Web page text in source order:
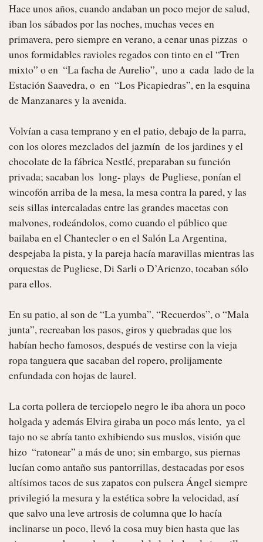
Hace unos años, cuando andaban un poco mejor de salud,
iban los sábados por las noches, muchas veces en
primavera, pero siempre en verano, a cenar unas pizzas  o
unos formidables ravioles regados con tinto en el “Tren
mixto” o en  “La facha de Aurelio”,  uno a  cada  lado de la
Estación Saavedra, o  en  “Los Picapiedras”, en la esquina
de Manzanares y la avenida.
Volvían a casa temprano y en el patio, debajo de la parra,
con los olores mezclados del jazmín  de los jardines y el
chocolate de la fábrica Nestlé, preparaban su función
privada; sacaban los  long- plays  de Pugliese, ponían el
wincofón arriba de la mesa, la mesa contra la pared, y las
seis sillas intercaladas entre las grandes macetas con
malvones, rodeándolos, como cuando el público que
bailaba en el Chantecler o en el Salón La Argentina,
despejaba la pista, y la pareja hacía maravillas mientras las
orquestas de Pugliese, Di Sarli o D’Arienzo, tocaban sólo
para ellos.
En su patio, al son de “La yumba”, “Recuerdos”, o “Mala
junta”, recreaban los pasos, giros y quebradas que los
habían hecho famosos, después de vestirse con la vieja
ropa tanguera que sacaban del ropero, prolijamente
enfundada con hojas de laurel.
La corta pollera de terciopelo negro le iba ahora un poco
holgada y además Elvira giraba un poco más lento,  ya el
tajo no se abría tanto exhibiendo sus muslos, visión que
hizo  “ratonear” a más de uno; sin embargo, sus piernas
lucían como antaño sus pantorrillas, destacadas por esos
altísimos tacos de sus zapatos con pulsera Ángel siempre
privilegió la mesura y la estética sobre la velocidad, así
que salvo una leve artrosis de columna que lo hacía
inclinarse un poco, llevó la cosa muy bien hasta que las